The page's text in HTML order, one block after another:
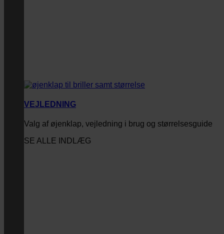
VEJLEDNING
Valg af øjenklap, vejledning i brug og størrelsesguide
SE ALLE INDLÆG